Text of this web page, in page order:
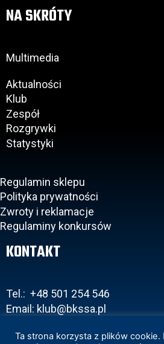
NA SKRÓTY
Multimedia
Aktualności
Klub
Zespół
Rozgrywki
Statystyki
Regulamin sklepu
Polityka prywatności
Zwroty i reklamacje
Regulaminy konkursów
KONTAKT
Tel.: +48 501 254 546
Email: klub@bkssa.pl
Ta strona korzysta z plików cookie.